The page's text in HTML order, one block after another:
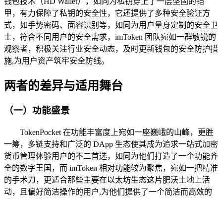
甲，有力保障了私钥的安全性，它还提供了多种安全验证方
式，如手势密码、面容识别等，如同为用户量身定制的安全卫
士，符合不同用户的安全需求，imToken 团队宛如一群敏锐的
观察者，积极关注行业安全动态，及时更新钱包的安全防护措
施,为用户资产筑牢安全防线。
两者的差异与适用舞台
（一）功能盛景
TokenPocket 在功能丰富度上宛如一座巍峨的山峰，更胜
一筹，多链支持和广泛的 DApp 生态使其成为追求一站式加密
货币管理体验用户的不二首选，如同为他们打造了一个功能齐
全的数字王国，而 imToken 相对功能较为聚焦，宛如一把精准
的手术刀，更适合那些主要在以太坊生态这片肥沃土地上活
动，且偏好简洁操作的用户,为他们提供了一个简洁而高效的